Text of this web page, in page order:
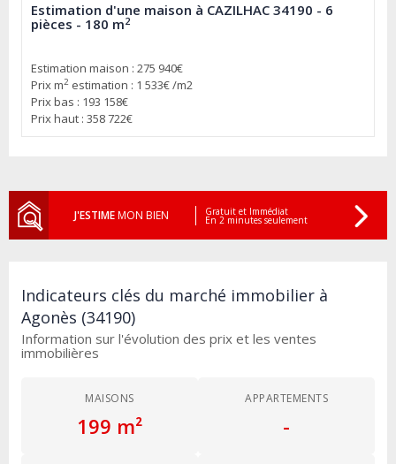
Estimation d'une maison à CAZILHAC 34190 - 6
pièces - 180 m2
Estimation maison : 275 940€
Prix m2 estimation : 1 533€ /m2
Prix bas : 193 158€
Prix haut : 358 722€
J'ESTIMEMON BIEN Gratuit et Immédiat
En 2 minutes seulement
Indicateurs clés du marché immobilier à
Agonès (34190)
Information sur l'évolution des prix et les ventes
immobilières
MAISONS
199 m²
APPARTEMENTS
-